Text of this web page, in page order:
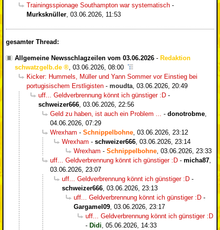
Trainingsspionage Southampton war systematisch -
Murksknüller 03.06.2026, 11:53
gesamter Thread:
Allgemeine Newsschlagzeilen vom 03.06.2026 - Redaktion
schwatzgelb.de
03.06.2026, 08:00
Kicker: Hummels, Müller und Yann Sommer vor Einstieg bei
portugisischem Erstligisten - moudta 03.06.2026, 20:49
uff... Geldverbrennung könnt ich günstiger :D -
schweizer666 03.06.2026, 22:56
Geld zu haben, ist auch ein Problem ...
- donotrobme
04.06.2026, 07:29
Wrexham - Schnippelbohne 03.06.2026, 23:12
Wrexham - schweizer666 03.06.2026, 23:14
Wrexham - Schnippelbohne 03.06.2026, 23:33
uff... Geldverbrennung könnt ich günstiger :D - micha87
03.06.2026, 23:07
uff... Geldverbrennung könnt ich günstiger :D -
schweizer666 03.06.2026, 23:13
uff... Geldverbrennung könnt ich günstiger :D -
Gargamel09 03.06.2026, 23:17
uff... Geldverbrennung könnt ich günstiger :D
- Didi 05.06.2026, 14:33